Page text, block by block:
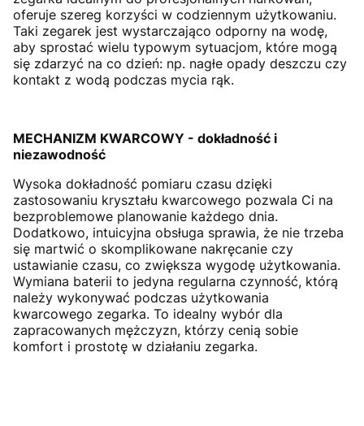
oferuje szereg korzyści w codziennym użytkowaniu.
Taki zegarek jest wystarczająco odporny na wodę,
aby sprostać wielu typowym sytuacjom, które mogą
się zdarzyć na co dzień: np. nagłe opady deszczu czy
kontakt z wodą podczas mycia rąk.
MECHANIZM KWARCOWY - dokładność i
niezawodność
Wysoka dokładność pomiaru czasu dzięki
zastosowaniu kryształu kwarcowego pozwala Ci na
bezproblemowe planowanie każdego dnia.
Dodatkowo, intuicyjna obsługa sprawia, że nie trzeba
się martwić o skomplikowane nakręcanie czy
ustawianie czasu, co zwiększa wygodę użytkowania.
Wymiana baterii to jedyna regularna czynność, którą
należy wykonywać podczas użytkowania
kwarcowego zegarka. To idealny wybór dla
zapracowanych mężczyzn, którzy cenią sobie
komfort i prostotę w działaniu zegarka.